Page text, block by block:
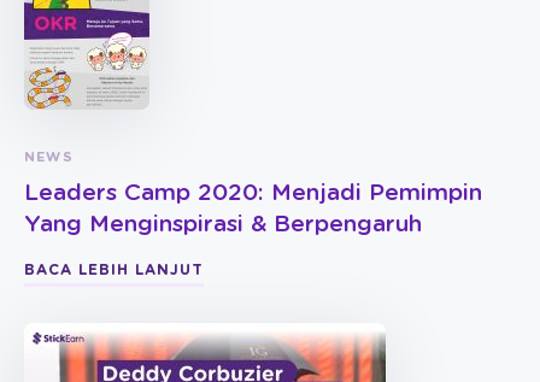
NEWS
Leaders Camp 2020: Menjadi Pemimpin
Yang Menginspirasi & Berpengaruh
BACA LEBIH LANJUT